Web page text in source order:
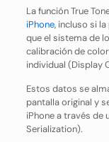
La función True
iPhone, incluso si
que el sistema de
calibración de
individual (Display
Estos datos se
pantalla original y
iPhone a través de
Serialization).